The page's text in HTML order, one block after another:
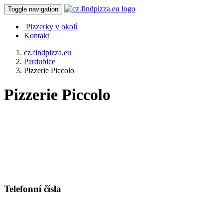
Toggle navigation
Pizzerky v okolí
Kontakt
cz.findpizza.eu
Pardubice
Pizzerie Piccolo
Pizzerie Piccolo
Telefonní čísla